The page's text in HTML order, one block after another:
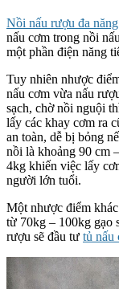
Nồi nấu rượu đa năng
nấu cơm trong nồi
một phần điện năng
Tuy nhiên nhược
nấu cơm vừa nấu
sạch, chờ nồi nguội
lấy các khay cơm ra
an toàn, dễ bị bỏng
nồi là khoảng 90 cm
4kg khiến việc lấy
người lớn tuổi.
Một nhược điểm
từ 70kg – 100kg gạo
rượu sẽ đầu tư tủ nấu